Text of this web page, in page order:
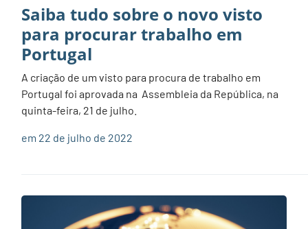
Saiba tudo sobre o novo visto
para procurar trabalho em
Portugal
A criação de um visto para procura de trabalho em
Portugal foi aprovada na Assembleia da República, na
quinta-feira, 21 de julho.
em 22 de julho de 2022